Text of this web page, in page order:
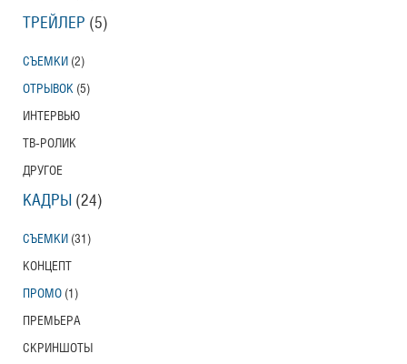
ТРЕЙЛЕР (5)
СЪЕМКИ (2)
ОТРЫВОК (5)
ИНТЕРВЬЮ
ТВ-РОЛИК
ДРУГОЕ
КАДРЫ (24)
СЪЕМКИ (31)
КОНЦЕПТ
ПРОМО (1)
ПРЕМЬЕРА
СКРИНШОТЫ